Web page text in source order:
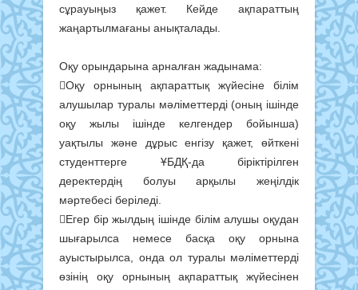
сұрауыңыз қажет. Кейде ақпараттың
жаңартылмағаны анықталады.
Оқу орындарына арналған жадынама:
Оқу орнының ақпараттық жүйесіне білім
алушылар туралы мәліметтерді (оның ішінде
оқу жылы ішінде келгендер бойынша)
уақтылы және дұрыс енгізу қажет, өйткені
студенттерге ҰБДҚ-да біріктірілген
деректердің болуы арқылы жеңілдік
мәртебесі беріледі.
Егер бір жылдың ішінде білім алушы оқудан
шығарылса немесе басқа оқу орнына
ауыстырылса, онда ол туралы мәліметтерді
өзінің оқу орнының ақпараттық жүйесінен